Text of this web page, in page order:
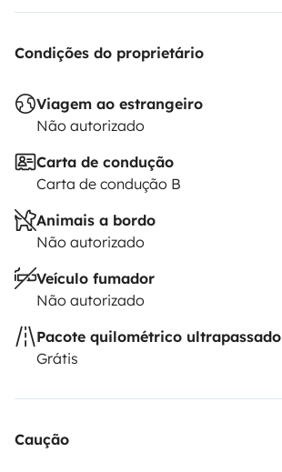
Condições do proprietário
Viagem ao estrangeiro
Não autorizado
Carta de condução
Carta de condução B
Animais a bordo
Não autorizado
Veículo fumador
Não autorizado
Pacote quilométrico ultrapassado
Grátis
Caução